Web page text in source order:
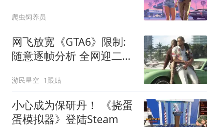
爬虫饲养员
网飞放宽《GTA6》限制:
随意逐帧分析 全网迎二创
游民星空 1跟贴
小心成为保研丹！ 《挠蛋
蛋模拟器》登陆Steam